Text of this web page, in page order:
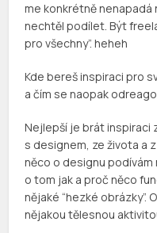
me konkrétně nenapadá
nechtěl podílet. Být
pro všechny”. heheh
Kde bereš inspiraci pro
a čím se naopak
Nejlepší je brát inspiraci
s designem, ze života a
něco o designu
o tom jak a proč něco
nějaké “hezké obrázky”.
nějakou tělesnou